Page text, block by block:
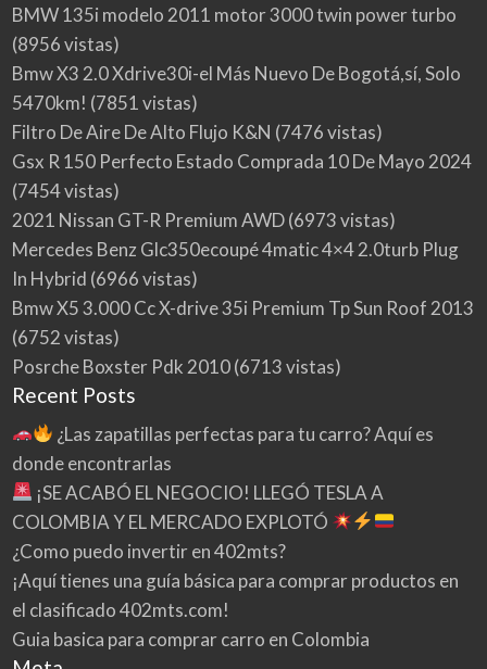
BMW 135i modelo 2011 motor 3000 twin power turbo
(8956 vistas)
Bmw X3 2.0 Xdrive30i-el Más Nuevo De Bogotá,sí, Solo
5470km! (7851 vistas)
Filtro De Aire De Alto Flujo K&N (7476 vistas)
Gsx R 150 Perfecto Estado Comprada 10 De Mayo 2024
(7454 vistas)
2021 Nissan GT-R Premium AWD(6973 vistas)
Mercedes Benz Glc350ecoupé 4matic 4×4 2.0turb Plug
In Hybrid (6966 vistas)
Bmw X5 3.000 Cc X-drive 35i Premium Tp Sun Roof 2013
(6752 vistas)
Posrche Boxster Pdk 2010(6713 vistas)
Recent Posts
¿Las zapatillas perfectas para tu carro? Aquí es
donde encontrarlas
¡SE ACABÓ EL NEGOCIO! LLEGÓ TESLA A
COLOMBIA Y EL MERCADO EXPLOTÓ
¿Como puedo invertir en 402mts?
¡Aquí tienes una guía básica para comprar productos en
el clasificado 402mts.com!
Guia basica para comprar carro en Colombia